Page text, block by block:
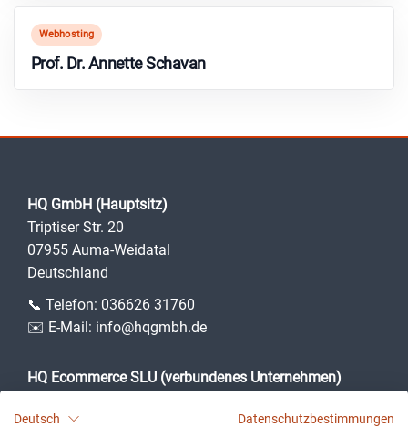
Webhosting
Prof. Dr. Annette Schavan
HQ GmbH (Hauptsitz)
Triptiser Str. 20
07955 Auma-Weidatal
Deutschland
📞 Telefon: 036626 31760
✉️ E-Mail: info@hqgmbh.de
HQ Ecommerce SLU (verbundenes Unternehmen)
07360 Lloseta (Illes Balears)
Deutsch Datenschutzbestimmungen